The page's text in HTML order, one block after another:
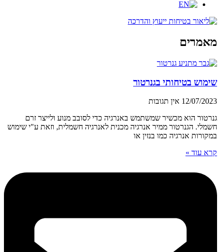
מאמרים
שימוש בטיחותי בגנרטור
12/07/2023 אין תגובות
גנרטור הוא מכשיר שמשתמש באנרגיה כדי לסובב מנוע ולייצר זרם
חשמלי. הגנרטור ממיר אנרגיה מכנית לאנרגיה חשמלית, וזאת ע"י שימוש
במקורות אנרגיה כמו בנזין או
קרא עוד »